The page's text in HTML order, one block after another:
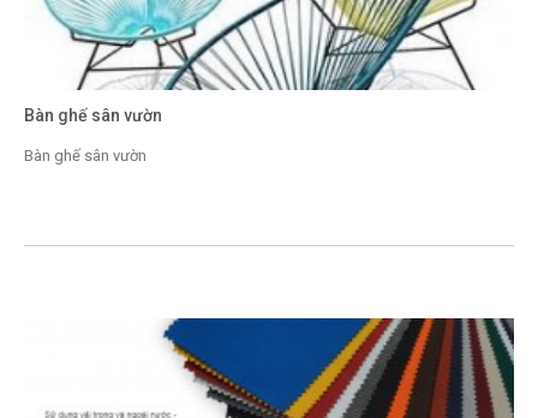
Bàn ghế sân vườn
Bàn ghế sân vườn